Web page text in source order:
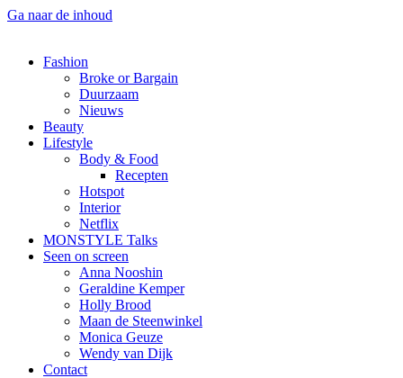
Ga naar de inhoud
Fashion
Broke or Bargain
Duurzaam
Nieuws
Beauty
Lifestyle
Body & Food
Recepten
Hotspot
Interior
Netflix
MONSTYLE Talks
Seen on screen
Anna Nooshin
Geraldine Kemper
Holly Brood
Maan de Steenwinkel
Monica Geuze
Wendy van Dijk
Contact